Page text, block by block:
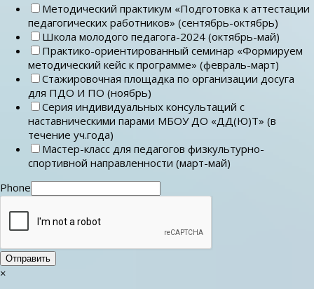
Методический практикум «Подготовка к аттестации
педагогических работников» (сентябрь-октябрь)
Школа молодого педагога-2024 (октябрь-май)
Практико-ориентированный семинар «Формируем
методический кейс к программе» (февраль-март)
Стажировочная площадка по организации досуга
для ПДО И ПО (ноябрь)
Серия индивидуальных консультаций с
наставническими парами МБОУ ДО «ДД(Ю)Т» (в
течение уч.года)
Мастер-класс для педагогов физкультурно-
спортивной направленности (март-май)
Phone
Отправить
×